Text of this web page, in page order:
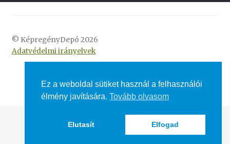
© KépregényDepó 2026
Adatvédelmi irányelvek
Ez a weboldal sütiket használ a felhasználói
élmény javítására. Tovább olvasom
Elutasít Elfogad